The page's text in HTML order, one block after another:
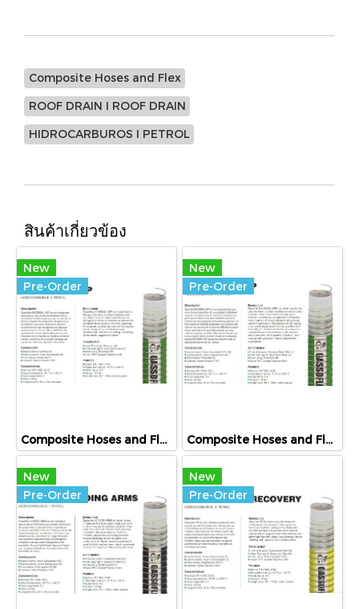
Composite Hoses and Flex
ROOF DRAIN I ROOF DRAIN
HIDROCARBUROS I PETROL
สินค้าเกี่ยวข้อง
New
Pre-Order
Composite Hoses and Flex, BIODIESEL AGP, HIDROCARBUROS I PETROL
New
Pre-Order
Composite Hoses and Flex, BIODIESEL SGP, HIDROCARBUROS I PETROL
New
Pre-Order
New
Pre-Order